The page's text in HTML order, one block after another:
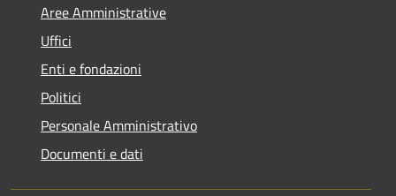
Aree Amministrative
Uffici
Enti e fondazioni
Politici
Personale Amministrativo
Documenti e dati